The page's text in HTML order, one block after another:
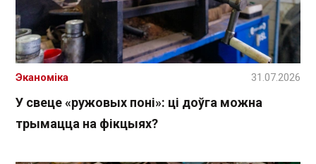
У свеце «ружовых поні»: ці доўга можна
трымацца на фікцыях?
Эканоміка 31.07.2026